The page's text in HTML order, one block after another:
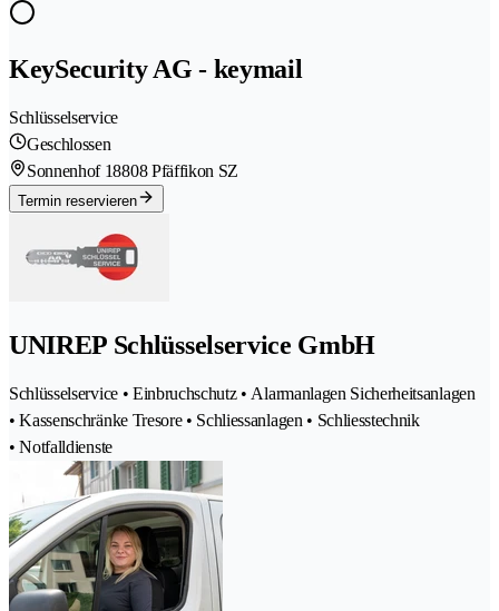
KeySecurity AG - keymail
Schlüsselservice
Geschlossen
Sonnenhof 18808 Pfäffikon SZ
Termin reservieren
UNIREP Schlüsselservice GmbH
Schlüsselservice • Einbruchschutz • Alarmanlagen Sicherheitsanlagen
• Kassenschränke Tresore • Schliessanlagen • Schliesstechnik
• Notfalldienste